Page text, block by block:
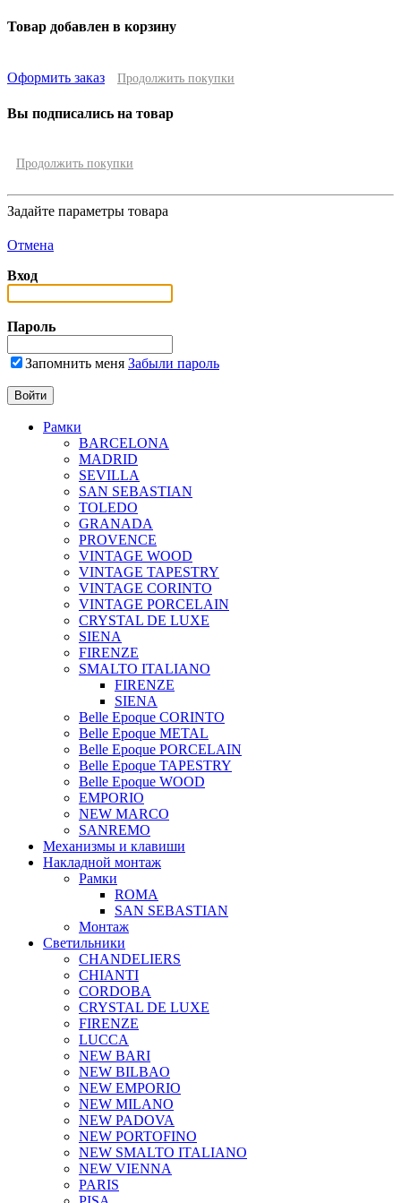
Товар добавлен в корзину
Оформить заказ Продолжить покупки
Вы подписались на товар
Продолжить покупки
Задайте параметры товара
Отмена
Вход
Пароль
Запомнить меня Забыли пароль
Рамки
BARCELONA
MADRID
SEVILLA
SAN SEBASTIAN
TOLEDO
GRANADA
PROVENCE
VINTAGE WOOD
VINTAGE TAPESTRY
VINTAGE CORINTO
VINTAGE PORCELAIN
CRYSTAL DE LUXE
SIENA
FIRENZE
SMALTO ITALIANO
FIRENZE
SIENA
Belle Epoque CORINTO
Belle Epoque METAL
Belle Epoque PORCELAIN
Belle Epoque TAPESTRY
Belle Epoque WOOD
EMPORIO
NEW MARCO
SANREMO
Механизмы и клавиши
Накладной монтаж
Рамки
ROMA
SAN SEBASTIAN
Монтаж
Светильники
CHANDELIERS
CHIANTI
CORDOBA
CRYSTAL DE LUXE
FIRENZE
LUCCA
NEW BARI
NEW BILBAO
NEW EMPORIO
NEW MILANO
NEW PADOVA
NEW PORTOFINO
NEW SMALTO ITALIANO
NEW VIENNA
PARIS